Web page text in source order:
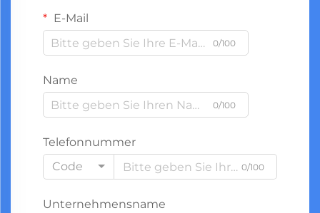
E-Mail
0/100
Name
0/100
Telefonnummer
Code
0/100
Unternehmensname